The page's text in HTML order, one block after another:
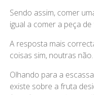
Sendo assim, comer
igual a comer a peça
A resposta mais
coisas sim, noutras não.
Olhando para a
existe sobre a fruta